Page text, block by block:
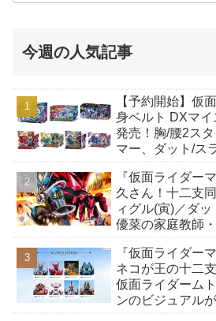
今週の人気記事
【予約開始】仮
身ベルト DXマ
発売！胸/腰2ス
マー、ダット/ス
も！
『仮面ライダー
久さん！十二支
ィグル(寅)／ダッ
優菜の家庭教師
んも変身！
『仮面ライダー
ネコが王の十二
仮面ライダーム
ンのビジュアル